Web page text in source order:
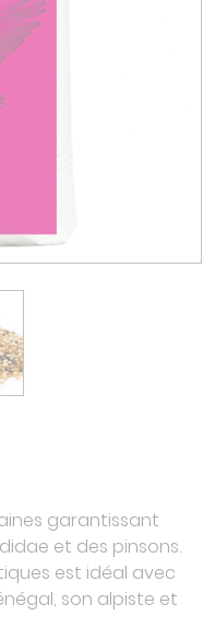
garantissant
et des pinsons.
est idéal avec
son alpiste et